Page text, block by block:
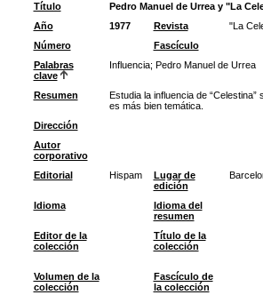
Título
Pedro Manuel de Urrea y "La
Año
1977 Revista
"La
Número
Fascículo
Palabras
clave
Influencia; Pedro Manuel de Urrea
Resumen
Estudia la influencia de
es más bien temática.
Dirección
Autor
corporativo
Editorial
Hispam
Lugar de
edición
Idioma
Idioma del
resumen
Editor de la
colección
Título de la
colección
Volumen de la
colección
Fascículo de
la colección